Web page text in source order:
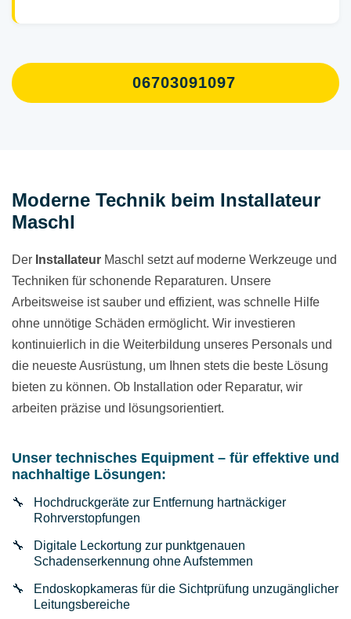
06703091097
Moderne Technik beim Installateur
Maschl
Der Installateur Maschl setzt auf moderne Werkzeuge und
Techniken für schonende Reparaturen. Unsere
Arbeitsweise ist sauber und effizient, was schnelle Hilfe
ohne unnötige Schäden ermöglicht. Wir investieren
kontinuierlich in die Weiterbildung unseres Personals und
die neueste Ausrüstung, um Ihnen stets die beste Lösung
bieten zu können. Ob Installation oder Reparatur, wir
arbeiten präzise und lösungsorientiert.
Unser technisches Equipment – für effektive und
nachhaltige Lösungen:
Hochdruckgeräte zur Entfernung hartnäckiger
Rohrverstopfungen
Digitale Leckortung zur punktgenauen
Schadenserkennung ohne Aufstemmen
Endoskopkameras für die Sichtprüfung unzugänglicher
Leitungsbereiche